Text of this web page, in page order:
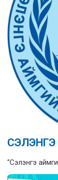
“Сэлэнгэ